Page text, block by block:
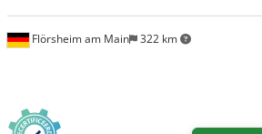
Flörsheim am Main 322 km